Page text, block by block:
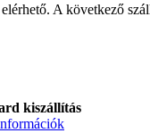
A következő
kiszállítás